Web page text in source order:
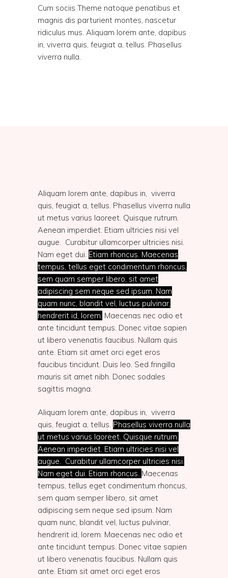
Cum sociis Theme natoque penatibus et
magnis dis parturient montes, nascetur
ridiculus mus. Aliquam lorem ante, dapibus
in, viverra quis, feugiat a, tellus. Phasellus
viverra nulla.
Aliquam lorem ante, dapibus in, viverra
quis, feugiat a, tellus. Phasellus viverra nulla
ut metus varius laoreet. Quisque rutrum.
Aenean imperdiet. Etiam ultricies nisi vel
augue. Curabitur ullamcorper ultricies nisi.
Nam eget dui. Etiam rhoncus. Maecenas
tempus, tellus eget condimentum rhoncus,
sem quam semper libero, sit amet
adipiscing sem neque sed ipsum. Nam
quam nunc, blandit vel, luctus pulvinar,
hendrerit id, lorem. Maecenas nec odio et
ante tincidunt tempus. Donec vitae sapien
ut libero venenatis faucibus. Nullam quis
ante. Etiam sit amet orci eget eros
faucibus tincidunt. Duis leo. Sed fringilla
mauris sit amet nibh. Donec sodales
sagittis magna.
Aliquam lorem ante, dapibus in, viverra
quis, feugiat a, tellus. Phasellus viverra nulla
ut metus varius laoreet. Quisque rutrum.
Aenean imperdiet. Etiam ultricies nisi vel
augue. Curabitur ullamcorper ultricies nisi.
Nam eget dui. Etiam rhoncus. Maecenas
tempus, tellus eget condimentum rhoncus,
sem quam semper libero, sit amet
adipiscing sem neque sed ipsum. Nam
quam nunc, blandit vel, luctus pulvinar,
hendrerit id, lorem. Maecenas nec odio et
ante tincidunt tempus. Donec vitae sapien
ut libero venenatis faucibus. Nullam quis
ante. Etiam sit amet orci eget eros